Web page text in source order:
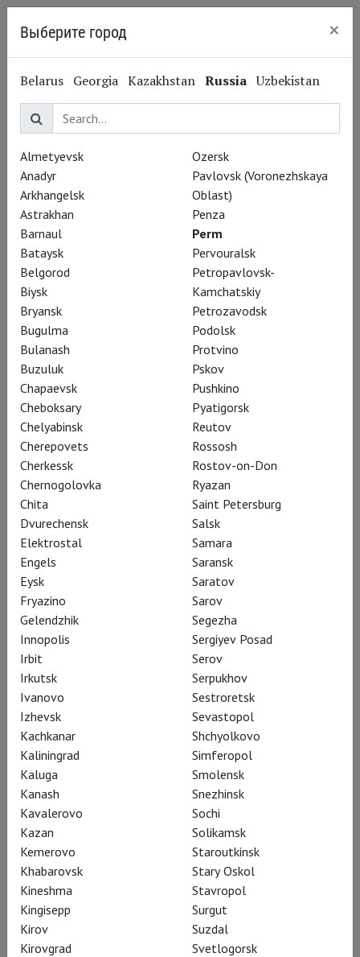
Майя Фарафонова
«Главное – сердечная
правда и масштаб»
Мамука Патарава – Онегин в
захватывающе современном
спектакле Театра Маяковского – о
ценности иронии, поединке с
сосульками и том, кто виноват и
что делать
«Евгений
Онегин» в постановке
Егора Перегудова–
новая версия эталонной
русской классики –
теперь и на киноэкранах
TheatreHD
Премьер спектакля
поделился мечтами,
открытиями и смелостью
досочинить само солнце
русской поэзии.
Выберите город ×
Belarus Georgia Kazakhstan Russia Uzbekistan
Almetyevsk
Anadyr
Arkhangelsk
Astrakhan
Barnaul
Bataysk
Belgorod
Biysk
Bryansk
Bugulma
Bulanash
Buzuluk
Chapaevsk
Cheboksary
Chelyabinsk
Cherepovets
Cherkessk
Chernogolovka
Chita
Dvurechensk
Elektrostal
Engels
Eysk
Fryazino
Gelendzhik
Innopolis
Irbit
Irkutsk
Ivanovo
Izhevsk
Kachkanar
Kaliningrad
Kaluga
Kanash
Kavalerovo
Kazan
Kemerovo
Khabarovsk
Kineshma
Kingisepp
Kirov
Kirovgrad
Ozersk
Pavlovsk (Voronezhskaya
Oblast)
Penza
Perm
Pervouralsk
Petropavlovsk-
Kamchatskiy
Petrozavodsk
Podolsk
Protvino
Pskov
Pushkino
Pyatigorsk
Reutov
Rossosh
Rostov-on-Don
Ryazan
Saint Petersburg
Salsk
Samara
Saransk
Saratov
Sarov
Segezha
Sergiyev Posad
Serov
Serpukhov
Sestroretsk
Sevastopol
Shchyolkovo
Simferopol
Smolensk
Snezhinsk
Sochi
Solikamsk
Staroutkinsk
Stary Oskol
Stavropol
Surgut
Suzdal
Svetlogorsk